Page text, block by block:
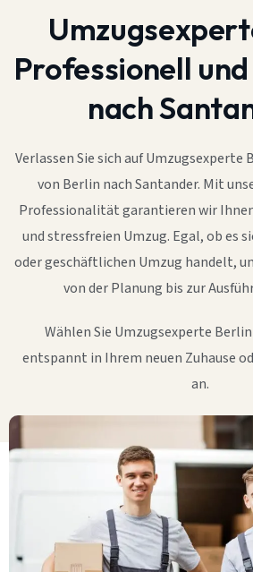
Professionell
nach
Verlassen Sie sich auf Umzugsexperte
von Berlin nach Santander. Mit
Professionalität garantieren wir
und stressfreien Umzug. Egal, ob es
oder geschäftlichen Umzug handelt,
von der Planung bis zur
Wählen Sie Umzugsexperte
entspannt in Ihrem neuen Zuhause
an.